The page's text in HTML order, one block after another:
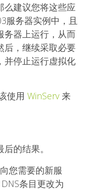
么建议您将这些应
服务器实例中，且
务器上运行，从而
后，继续采取必要
并停止运行虚拟化
使用 WinServ 来
的结果。
您需要的新服
条目更改为